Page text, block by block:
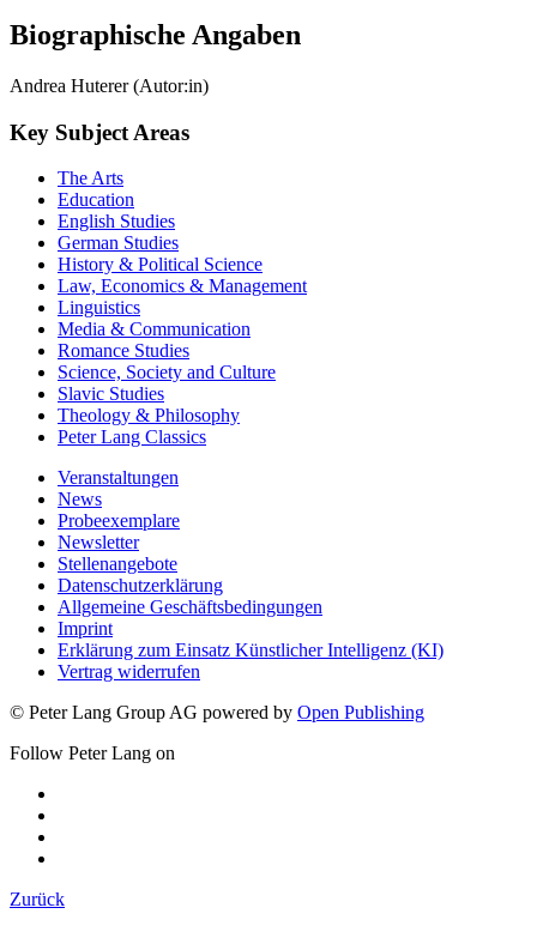
Biographische Angaben
Andrea Huterer (Autor:in)
Key Subject Areas
The Arts
Education
English Studies
German Studies
History & Political Science
Law, Economics & Management
Linguistics
Media & Communication
Romance Studies
Science, Society and Culture
Slavic Studies
Theology & Philosophy
Peter Lang Classics
Veranstaltungen
News
Probeexemplare
Newsletter
Stellenangebote
Datenschutzerklärung
Allgemeine Geschäftsbedingungen
Imprint
Erklärung zum Einsatz Künstlicher Intelligenz (KI)
Vertrag widerrufen
© Peter Lang Group AG powered by Open Publishing
Follow Peter Lang on
Zurück